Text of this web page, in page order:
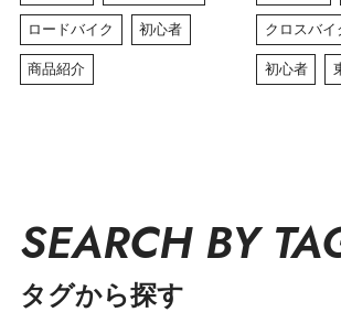
ロードバイク 初心者
商品紹介
クロスバイ
初心者
SEARCH BY
タグから探す